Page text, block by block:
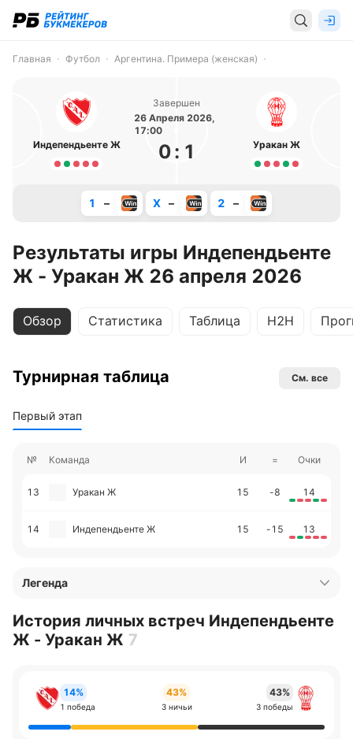
Главная Футбол Аргентина. Примера (женская)
Индепендьенте Ж
Завершен
26 Апреля 2026,
17:00
0: 1 Уракан Ж
1 – X – 2 –
Результаты игры Индепендьенте
Ж - Уракан Ж 26 апреля 2026
Обзор Статистика Таблица H2H
Турнирная таблица См. все
Первый этап
№ Команда И = Очки
13 Уракан Ж 15 -8 14
14 Индепендьенте Ж 15 -15 13
Легенда
История личных встреч Индепендьенте
Ж - Уракан Ж 7
14%
1 победа
43%
3 ничьи
43%
3 победы